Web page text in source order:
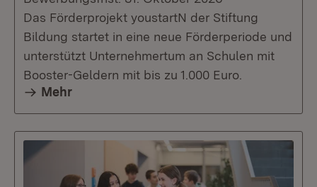
Das Förderprojekt youstartN der Stiftung
Bildung startet in eine neue Förderperiode und
unterstützt Unternehmertum an Schulen mit
Booster-Geldern mit bis zu 1.000 Euro.
Mehr